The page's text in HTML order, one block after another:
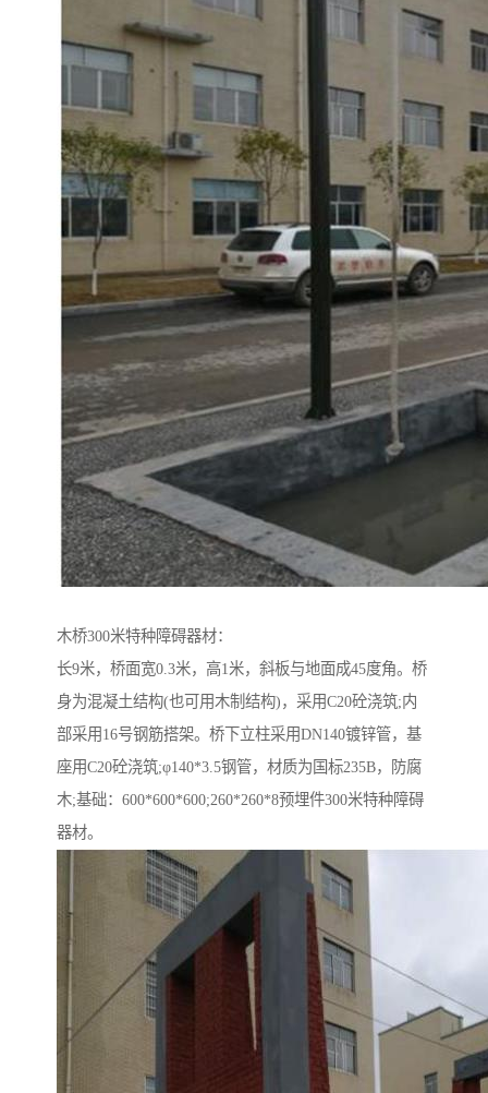
木桥300米特种障碍器材：
长9米，桥面宽0.3米，高1米，斜板与地面成45度角。桥
身为混凝土结构(也可用木制结构)，采用C20砼浇筑;内
部采用16号钢筋搭架。桥下立柱采用DN140镀锌管，基
座用C20砼浇筑;φ140*3.5钢管，材质为国标235B，防腐
木;基础：600*600*600;260*260*8预埋件300米特种障碍
器材。